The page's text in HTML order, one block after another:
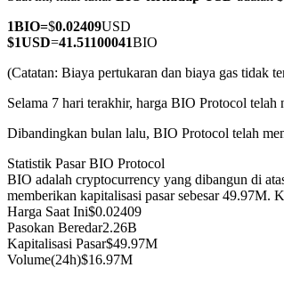
1BIO=$0.02409USD
$1USD=41.51100041BIO
(Catatan: Biaya pertukaran dan biaya gas tidak
Selama 7 hari terakhir, harga BIO Protocol telah
Dibandingkan bulan lalu, BIO Protocol telah
Statistik Pasar BIO Protocol
BIO adalah cryptocurrency yang dibangun di
memberikan kapitalisasi pasar sebesar 49.97M.
Harga Saat Ini$0.02409
Pasokan Beredar2.26B
Kapitalisasi Pasar$49.97M
Volume(24h)$16.97M